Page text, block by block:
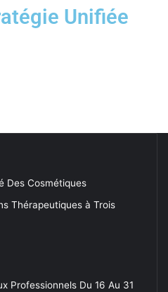
Unifiée
Des Cosmétiques
Thérapeutiques à Trois
Professionnels Du 16 Au 31